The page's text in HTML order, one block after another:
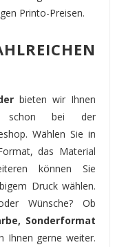
Printo-Preisen.
bieten wir Ihnen
schon bei der
Wählen Sie in
das Material
können Sie
Druck wählen.
Wünsche? Ob
Sonderformat
Ihnen gerne weiter.